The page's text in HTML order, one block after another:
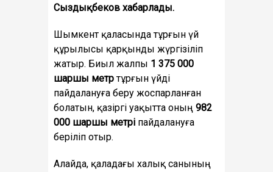
Сыздықбеков хабарлады.
Шымкент қаласында тұрғын үй
құрылысы қарқынды жүргізіліп
жатыр. Биыл жалпы 1 375 000
шаршы метртұрғын үйді
пайдалануға беру жоспарланған
болатын, қазіргі уақытта оның 982
000 шаршы метрі пайдалануға
беріліп отыр.
Алайда, қаладағы халық санының